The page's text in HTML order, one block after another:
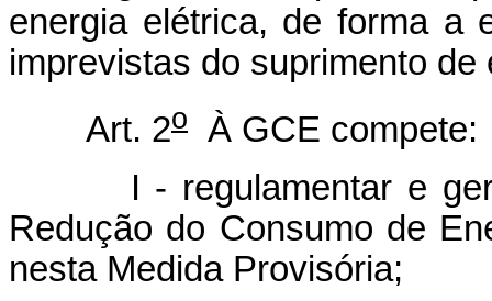
energia elétrica, de forma a
imprevistas do suprimento de
Art. 2o
À GCE compete:
I - regulamentar e
Redução do Consumo de
nesta Medida Provisória;